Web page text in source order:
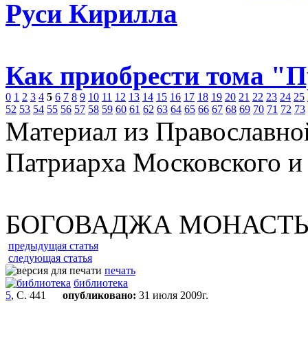
Руси Кирилла
Как приобрести тома
0 1 2 3 4 5 6 7 8 9 10 11 12 13 14 15 16 17 18 19 20 21 22 23 24 25
52 53 54 55 56 57 58 59 60 61 62 63 64 65 66 67 68 69 70 71 72 73
Материал из
Патриарха Московского
БОГОВАДЖА
предыдущая статья
следующая статья
печать
библиотека
5, С. 441 опубликовано: 31 июля 2009г.